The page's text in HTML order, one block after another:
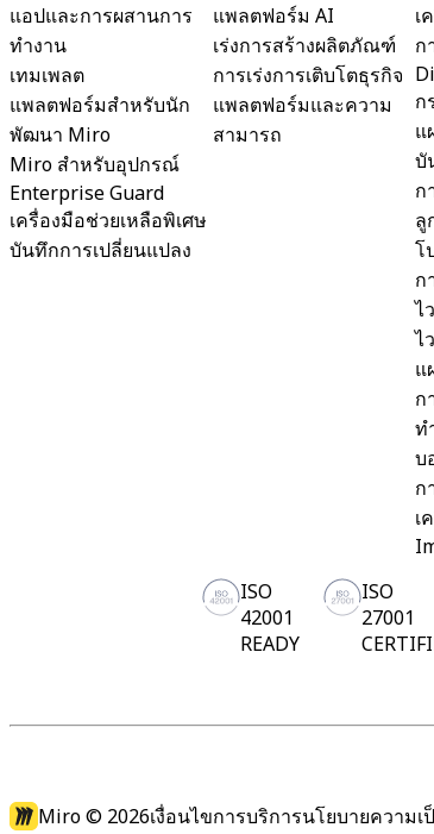
แอปและการผสานการ
ทำงาน
เทมเพลต
แพลตฟอร์มสำหรับนัก
พัฒนา Miro
Miro สำหรับอุปกรณ์
Enterprise Guard
เครื่องมือช่วยเหลือพิเศษ
บันทึกการเปลี่ยนแปลง
แพลตฟอร์ม AI
เร่งการสร้างผลิตภัณฑ์
การเร่งการเติบโตธุรกิจ
แพลตฟอร์มและความ
สามารถ
เ
ก
ก
แ
บั
ก
ลู
โ
ก
ไ
ไ
แ
ก
ท
บ
ก
เ
ISO
42001
READY
ISO
27001
Miro © 2026เงื่อนไขการบริการนโยบายความเ